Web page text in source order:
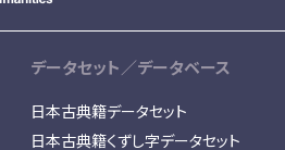
データセット／データベース
日本古典籍データセット
日本古典籍くずし字データセット